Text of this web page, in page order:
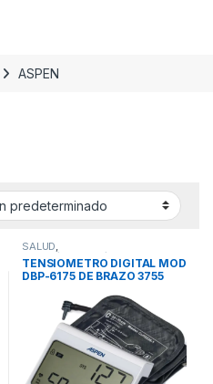
ASPEN
SALUD,
SALUD/BELLEZA/FITNESS ,
TENSIOMETROS
TENSIOMETRO DIGITAL MOD
DBP-6175 DE BRAZO 3755